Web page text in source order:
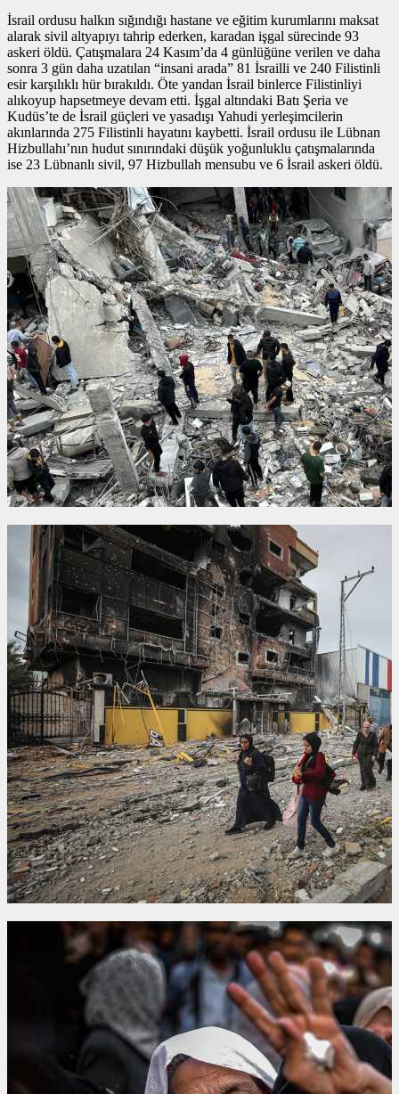
İsrail ordusu halkın sığındığı hastane ve eğitim kurumlarını maksat
alarak sivil altyapıyı tahrip ederken, karadan işgal sürecinde 93
askeri öldü. Çatışmalara 24 Kasım’da 4 günlüğüne verilen ve daha
sonra 3 gün daha uzatılan “insani arada” 81 İsrailli ve 240 Filistinli
esir karşılıklı hür bırakıldı. Öte yandan İsrail binlerce Filistinliyi
alıkoyup hapsetmeye devam etti. İşgal altındaki Batı Şeria ve
Kudüs’te de İsrail güçleri ve yasadışı Yahudi yerleşimcilerin
akınlarında 275 Filistinli hayatını kaybetti. İsrail ordusu ile Lübnan
Hizbullahı’nın hudut sınırındaki düşük yoğunluklu çatışmalarında
ise 23 Lübnanlı sivil, 97 Hizbullah mensubu ve 6 İsrail askeri öldü.